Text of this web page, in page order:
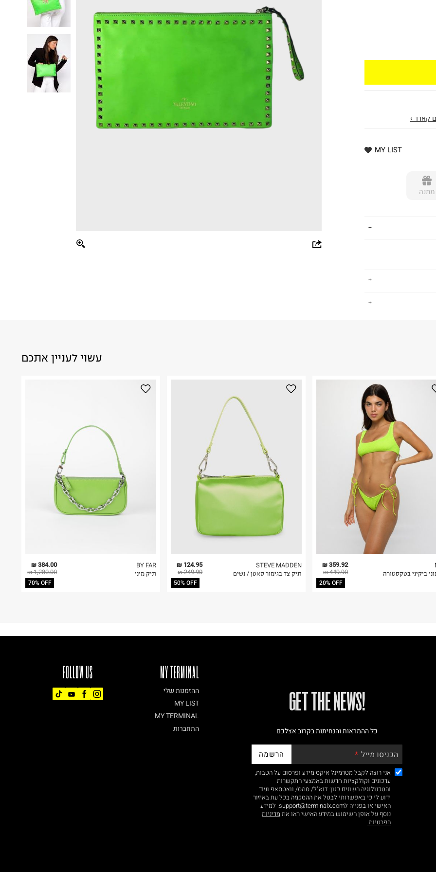
קארד ›
MY LIST
מתנה
על גבי החבילה
באתר בלבד
בלבד. לא ניתן
עשוי לעניין אתכם
384.00 ₪
1,280.00 ₪
70% OFF
BY FAR
תיק מיני
124.95 ₪
249.90 ₪
50% OFF
STEVE MADDEN
תיק צד בגימור סאטן / נשים
359.92 ₪
449.90 ₪
20% OFF
ביקיני בטקסטורה
FOLLOW US MY TERMINAL
ההזמנות שלי
MY LIST
MY TERMINAL
התחברות
!GET THE NEWS
כל ההמראות והנחיתות בקרוב אצלכם
הכניסו מייל הרשמה
אני רוצה לקבל מטרמינל איקס מידע ופרסום על הטבות,
עדכונים וקולקציות חדשות באמצעי התקשרות
והטכנולוגיה השונים כגון: דוא"ל/ סמס/ וואטסאפ ועוד.
ידוע לי כי באפשרותי לבטל את ההסכמה בכל עת באיזור
האישי או בפנייה לsupport@terminalx.com. למידע
נוסף על אופן השימוש במידע האישי ראו את מדיניות
הפרטיות.